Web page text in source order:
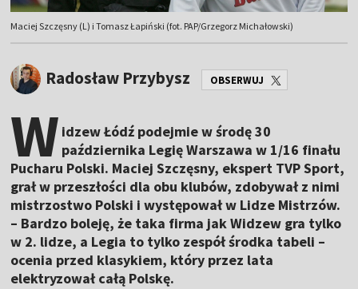
Maciej Szczęsny (L) i Tomasz Łapiński (fot. PAP/Grzegorz Michałowski)
Radosław Przybysz OBSERWUJ
W idzew Łódź podejmie w środę 30
października Legię Warszawa w 1/16 finału
Pucharu Polski. Maciej Szczęsny, ekspert TVP Sport,
grał w przeszłości dla obu klubów, zdobywał z nimi
mistrzostwo Polski i występował w Lidze Mistrzów.
– Bardzo boleję, że taka firma jak Widzew gra tylko
w 2. lidze, a Legia to tylko zespół środka tabeli –
ocenia przed klasykiem, który przez lata
elektryzował całą Polskę.